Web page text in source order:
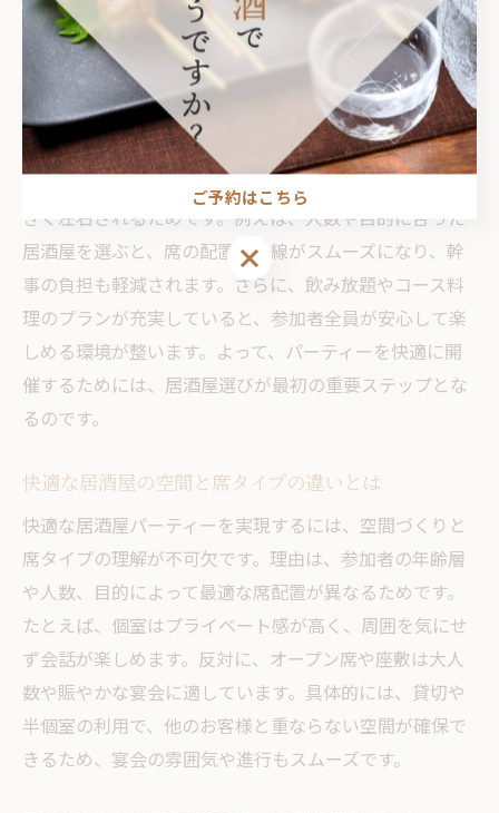
宴会体験
居酒屋選びが宴会の満足度を左右する理由
居酒屋でのパーティー成功の鍵は、会場選びにありま
す。理由は、宴会の雰囲気や進行、参加者の満足度が大
きく左右されるためです。例えば、人数や目的に合った
居酒屋を選ぶと、席の配置や動線がスムーズになり、幹
事の負担も軽減されます。さらに、飲み放題やコース料
理のプランが充実していると、参加者全員が安心して楽
しめる環境が整います。よって、パーティーを快適に開
催するためには、居酒屋選びが最初の重要ステップとな
るのです。
快適な居酒屋の空間と席タイプの違いとは
快適な居酒屋パーティーを実現するには、空間づくりと
席タイプの理解が不可欠です。理由は、参加者の年齢層
や人数、目的によって最適な席配置が異なるためです。
たとえば、個室はプライベート感が高く、周囲を気にせ
ず会話が楽しめます。反対に、オープン席や座敷は大人
数や賑やかな宴会に適しています。具体的には、貸切や
半個室の利用で、他のお客様と重ならない空間が確保で
きるため、宴会の雰囲気や進行もスムーズです。
ご予約はこちら
ご予約はこちら